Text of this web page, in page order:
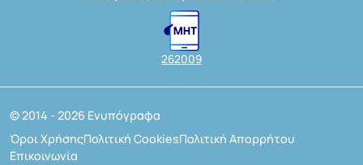
262009
© 2014 - 2026 Ενυπόγραφα
Όροι ΧρήσηςΠολιτική CookiesΠολιτική Απορρήτου
Επικοινωνία